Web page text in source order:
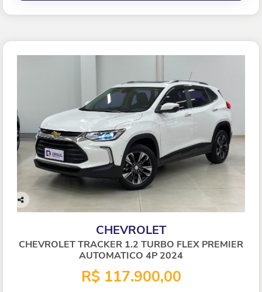
Co
lhe
CHEVROLET
CHEVROLET TRACKER 1.2 TURBO FLEX PREMIER
AUTOMATICO 4P 2024
R$ 117.900,00